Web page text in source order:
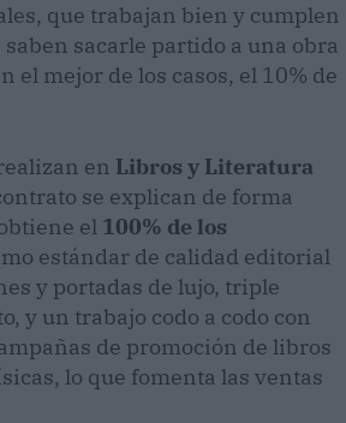
que trabajan bien y cumplen
sacarle partido a una obra
el mejor de los casos, el 10% de
en Libros y Literatura
se explican de forma
el 100% de los
estándar de calidad editorial
y portadas de lujo, triple
y un trabajo codo a codo con
de promoción de libros
lo que fomenta las ventas